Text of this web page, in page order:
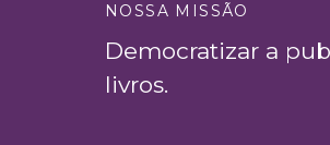
NOSSA MISSÃO
Democratizar a
livros.